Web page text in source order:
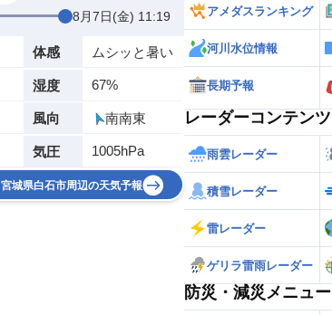
8月7日(金) 11:19
体感 ムシッと暑い
湿度 67%
風向 南南東
気圧 1005hPa
宮城県白石市周辺の天気予報
アメダスランキング
河川水位情報
長期予報
レーダーコンテンツ
雨雲レーダー
積雪レーダー
雷レーダー
ゲリラ雷雨レーダー
防災・減災メニュー